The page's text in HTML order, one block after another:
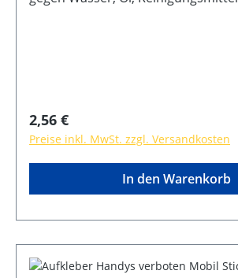
Regulärer Preis:
2,56 €
Preise inkl. MwSt. zzgl. Versandkosten
In den Warenkorb